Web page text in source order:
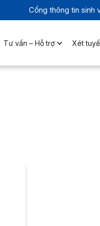
Cổng thông tin sinh
Tư vấn – Hỗ trợ Xét